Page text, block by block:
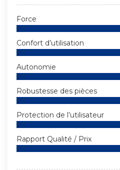
Force
Confort d’utilisation
Autonomie
Robustesse des pièces
Protection de l’utilisateur
Rapport Qualité / Prix